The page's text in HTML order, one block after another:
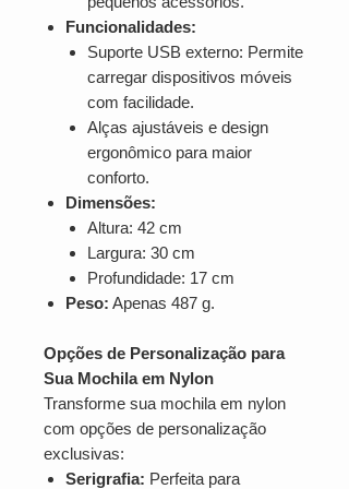
Funcionalidades:
Suporte USB externo: Permite
carregar dispositivos móveis
com facilidade.
Alças ajustáveis e design
ergonômico para maior
conforto.
Dimensões:
Altura: 42 cm
Largura: 30 cm
Profundidade: 17 cm
Peso: Apenas 487 g.
Opções de Personalização para
Sua Mochila em Nylon
Transforme sua mochila em nylon
com opções de personalização
exclusivas:
Serigrafia: Perfeita para